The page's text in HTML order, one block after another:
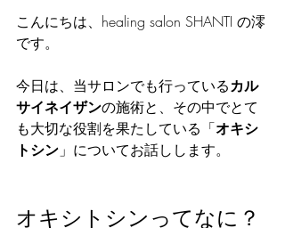
こんにちは、healing salon SHANTI の澪
です。
今日は、当サロンでも行っているカル
サイネイザンの施術と、その中でとて
も大切な役割を果たしている「オキシ
トシン 」についてお話しします。
オキシトシンってなに？